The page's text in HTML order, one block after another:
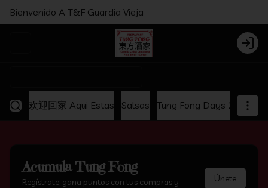
Bienvenido A T&F Guardia Vieja
Login
欢迎回家 Aqui Estas Salsas Tung Fong Days 2x1
AcumulaTung Fong
Regístrate, gana puntos con tus compras y
Únete